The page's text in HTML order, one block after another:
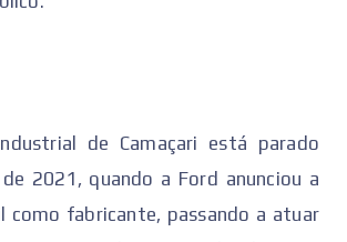
de Camaçari está parado
2021, quando a Ford anunciou a
como fabricante, passando a atuar